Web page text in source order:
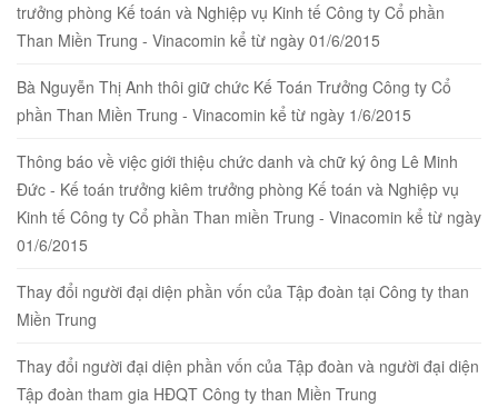
trưởng phòng Kế toán và Nghiệp vụ Kinh tế Công ty Cổ phần
Than Miền Trung - Vinacomin kể từ ngày 01/6/2015
Bà Nguyễn Thị Anh thôi giữ chức Kế Toán Trưởng Công ty Cổ
phần Than Miền Trung - Vinacomin kể từ ngày 1/6/2015
Thông báo về việc giới thiệu chức danh và chữ ký ông Lê Minh
Đức - Kế toán trưởng kiêm trưởng phòng Kế toán và Nghiệp vụ
Kinh tế Công ty Cổ phần Than miền Trung - Vinacomin kể từ ngày
01/6/2015
Thay đổi người đại diện phần vốn của Tập đoàn tại Công ty than
Miền Trung
Thay đổi người đại diện phần vốn của Tập đoàn và người đại diện
Tập đoàn tham gia HĐQT Công ty than Miền Trung